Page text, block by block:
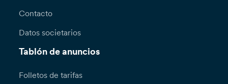
Contacto
Datos societarios
Tablón de anuncios
Folletos de tarifas